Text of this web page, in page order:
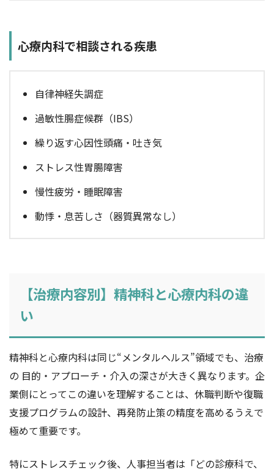
心療内科で相談される疾患
自律神経失調症
過敏性腸症候群（IBS）
繰り返す心因性頭痛・吐き気
ストレス性胃腸障害
慢性疲労・睡眠障害
動悸・息苦しさ（器質異常なし）
【治療内容別】精神科と心療内科の違
い
精神科と心療内科は同じ“メンタルヘルス”領域でも、治療
の 目的・アプローチ・介入の深さが大きく異なります。企
業側にとってこの違いを理解することは、休職判断や復職
支援プログラムの設計、再発防止策の精度を高めるうえで
極めて重要です。
特にストレスチェック後、人事担当者は「どの診療科で、